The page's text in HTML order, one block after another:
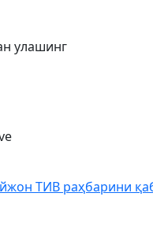
улашинг
ТИВ раҳбарини